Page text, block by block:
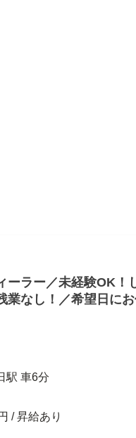
ーラー／未経験OK！
業なし！／希望日に
駅 車6分
/ 昇給あり